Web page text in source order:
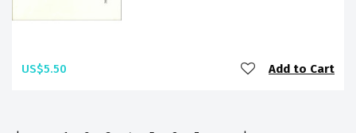
US$5.50 Add to Cart